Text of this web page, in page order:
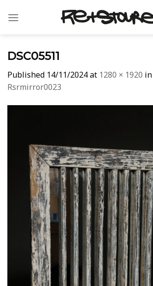
DSC05511
Published 14/11/2024at 1280 × 1920 in
Rsrmirror0023